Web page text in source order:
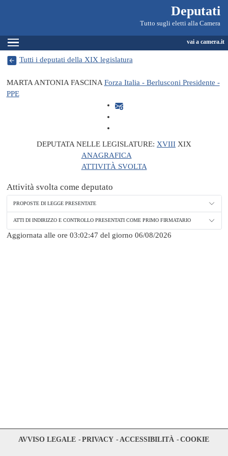
Deputati
Tutto sugli eletti alla Camera
Espandi vai a camera.it
Tutti i deputati della XIX legislatura
MARTA ANTONIA FASCINA Forza Italia - Berlusconi Presidente -
PPE
DEPUTATA NELLE LEGISLATURE: XVIII XIX
ANAGRAFICA
ATTIVITÀ SVOLTA
Attività svolta come deputato
PROPOSTE DI LEGGE PRESENTATE
ATTI DI INDIRIZZO E CONTROLLO PRESENTATI COME PRIMO FIRMATARIO
Aggiornata alle ore 03:02:47 del giorno 06/08/2026
AVVISO LEGALE PRIVACY ACCESSIBILITÀ COOKIE